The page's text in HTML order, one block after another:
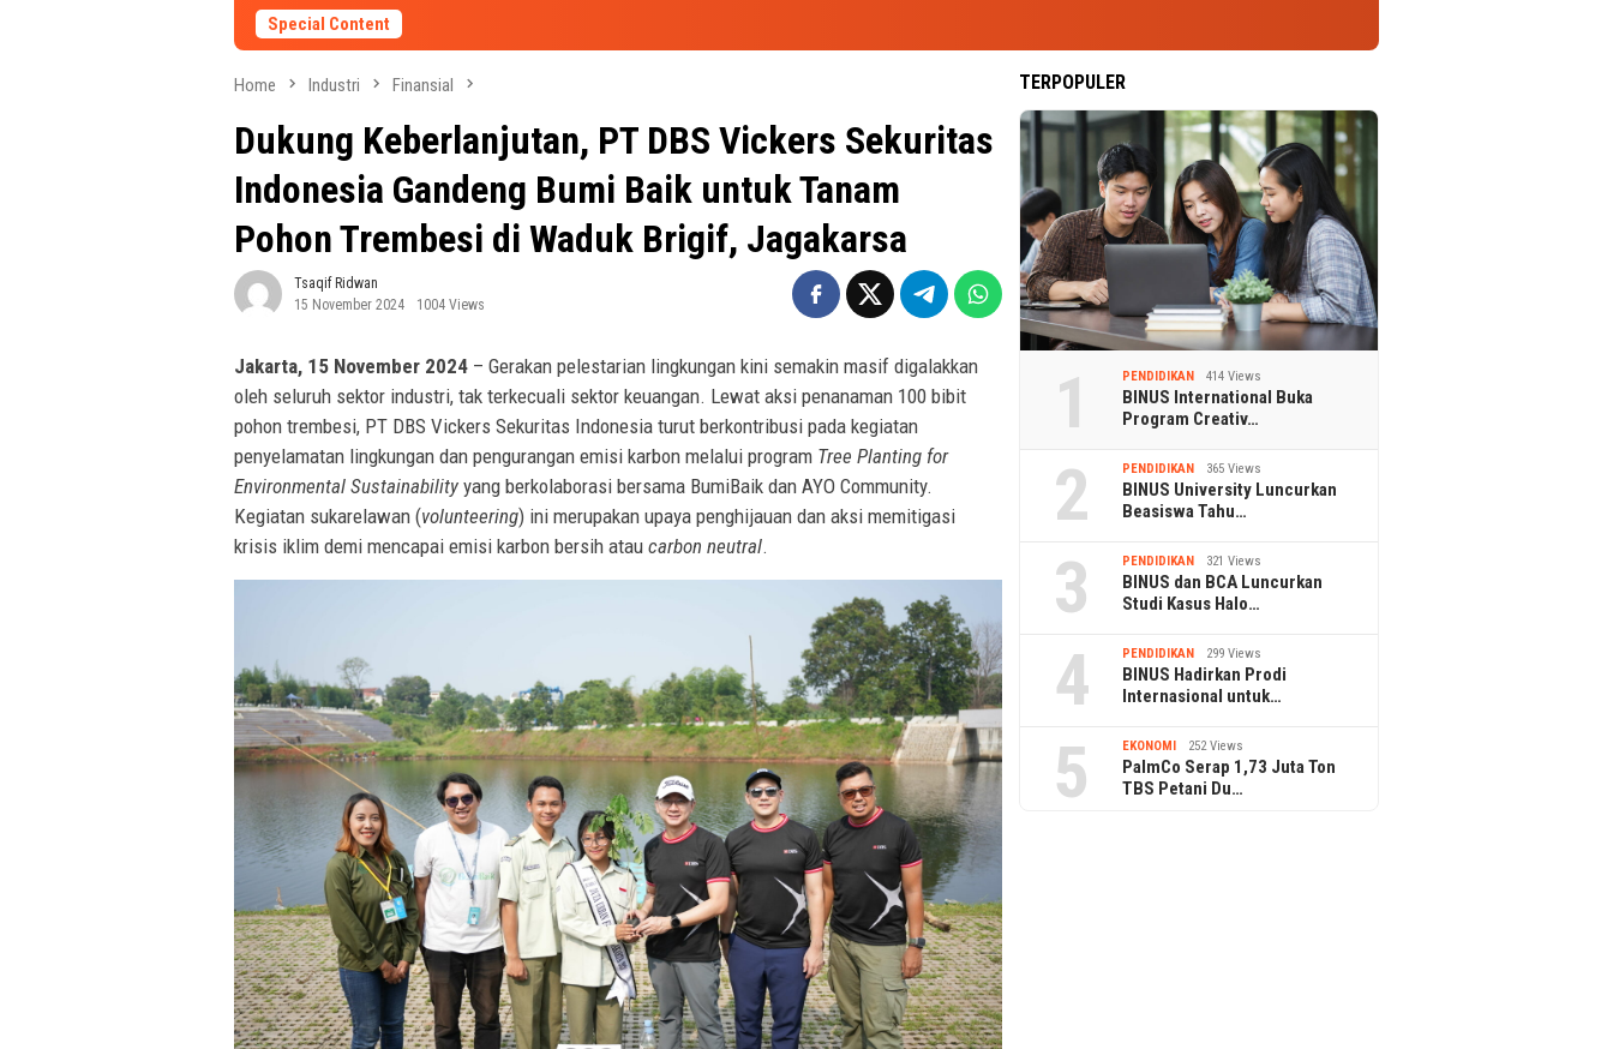
Special Content
Home Industri Finansial
Dukung Keberlanjutan, PT DBS Vickers Sekuritas
Indonesia Gandeng Bumi Baik untuk Tanam
Pohon Trembesi di Waduk Brigif, Jagakarsa
Tsaqif Ridwan
15 November 2024
1004 Views
Jakarta, 15 November 2024 – Gerakan pelestarian lingkungan kini semakin masif digalakkan
oleh seluruh sektor industri, tak terkecuali sektor keuangan. Lewat aksi penanaman 100 bibit
pohon trembesi, PT DBS Vickers Sekuritas Indonesia turut berkontribusi pada kegiatan
penyelamatan lingkungan dan pengurangan emisi karbon melalui program Tree Planting for
Environmental Sustainability yang berkolaborasi bersama BumiBaik dan AYO Community.
Kegiatan sukarelawan (volunteering) ini merupakan upaya penghijauan dan aksi memitigasi
krisis iklim demi mencapai emisi karbon bersih atau carbon neutral.
TERPOPULER
1 PENDIDIKAN 414 Views
BINUS International Buka
Program Creativ…
2 PENDIDIKAN 365 Views
BINUS University Luncurkan
Beasiswa Tahu…
3 PENDIDIKAN 321 Views
BINUS dan BCA Luncurkan
Studi Kasus Halo…
4 PENDIDIKAN 299 Views
BINUS Hadirkan Prodi
Internasional untuk…
5 EKONOMI 252 Views
PalmCo Serap 1,73 Juta Ton
TBS Petani Du…